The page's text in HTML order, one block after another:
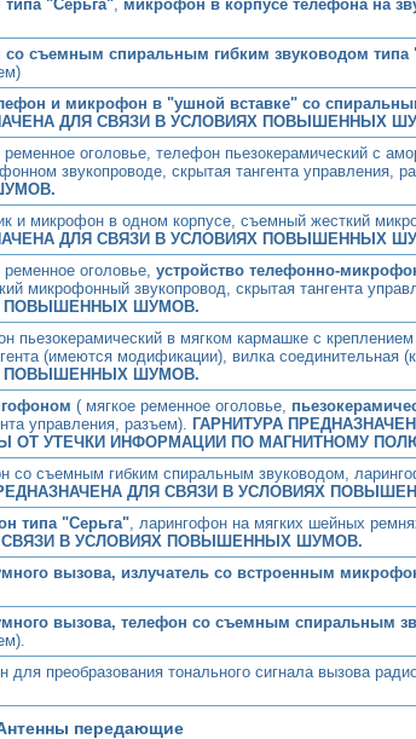
"Серьга", микрофон в корпусе телефона на
съемным спиральным гибким звуководом типа
и микрофон в "ушной вставке" со
ДЛЯ СВЯЗИ В УСЛОВИЯХ ПОВЫШЕННЫХ
оголовье, телефон пьезокерамический с
звукопроводе, скрытая тангента управления,
и микрофон в одном корпусе, съемный жесткий
ДЛЯ СВЯЗИ В УСЛОВИЯХ ПОВЫШЕННЫХ
оголовье, устройство телефонно-
микрофонный звукопровод, скрытая тангента
ПОВЫШЕННЫХ ШУМОВ.
пьезокерамический в мягком кармашке с
(имеются модификации), вилка соединительная
ПОВЫШЕННЫХ ШУМОВ.
( мягкое ременное оголовье,
управления, разъем). ГАРНИТУРА
УТЕЧКИ ИНФОРМАЦИИ ПО МАГНИТНОМУ
со съемным гибким спиральным звуководом,
ДЛЯ СВЯЗИ В УСЛОВИЯХ
типа "Серьга", ларингофон на мягких шейных
СВЯЗИ В УСЛОВИЯХ ПОВЫШЕННЫХ ШУМОВ.
вызова, излучатель со встроенным
вызова, телефон со съемным спиральным
преобразования тонального сигнала вызова
передающие